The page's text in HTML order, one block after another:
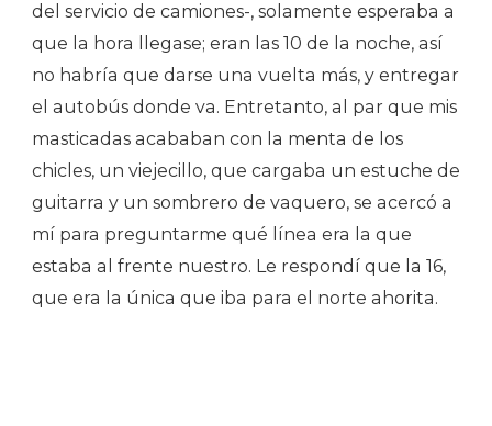
del servicio de camiones-, solamente esperaba a
que la hora llegase; eran las 10 de la noche, así
no habría que darse una vuelta más, y entregar
el autobús donde va. Entretanto, al par que mis
masticadas acababan con la menta de los
chicles, un viejecillo, que cargaba un estuche de
guitarra y un sombrero de vaquero, se acercó a
mí para preguntarme qué línea era la que
estaba al frente nuestro. Le respondí que la 16,
que era la única que iba para el norte ahorita.